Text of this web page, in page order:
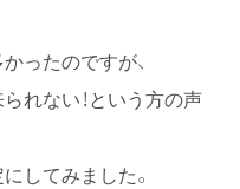
ったのですが、
れない！という方の声
してみました。